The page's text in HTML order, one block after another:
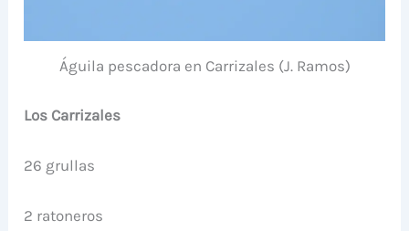
Águila pescadora en Carrizales (J. Ramos)
Los Carrizales
26 grullas
2 ratoneros